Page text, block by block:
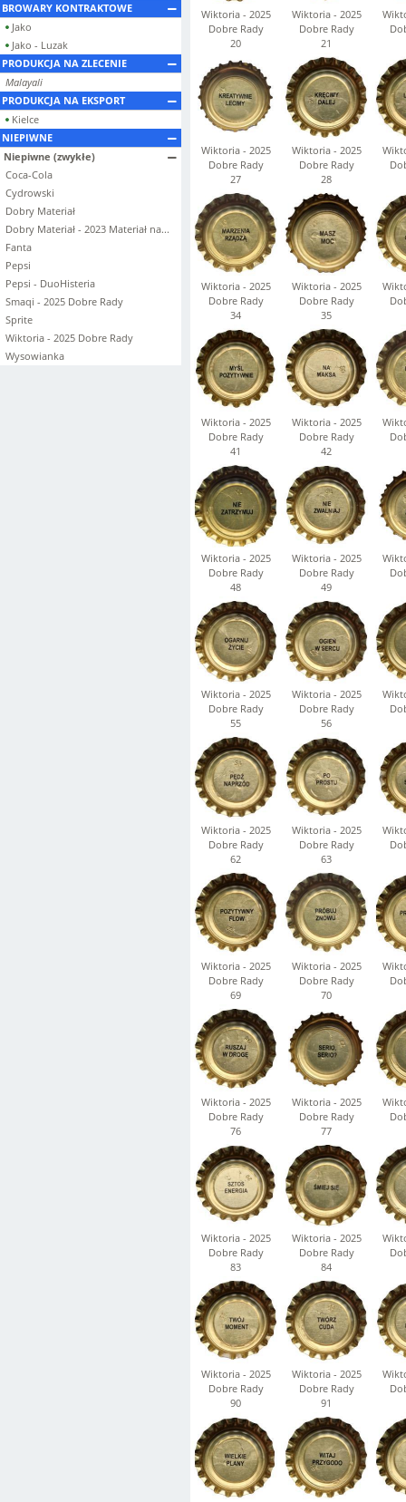
BROWARY KONTRAKTOWE
Jako
Jako - Luzak
PRODUKCJA NA ZLECENIE
Malayali
PRODUKCJA NA EKSPORT
Kielce
NIEPIWNE
Niepiwne (zwykłe)
Coca-Cola
Cydrowski
Dobry Materiał
Dobry Materiał - 2023 Materiał na...
Fanta
Pepsi
Pepsi - DuoHisteria
Smaqi - 2025 Dobre Rady
Sprite
Wiktoria - 2025 Dobre Rady
Wysowianka
Wiktoria - 2025
Dobre Rady
20
Wiktoria - 2025
Dobre Rady
21
Wiktoria - 2025
Dobre Rady
27
Wiktoria - 2025
Dobre Rady
28
Wiktoria - 2025
Dobre Rady
34
Wiktoria - 2025
Dobre Rady
35
Wiktoria - 2025
Dobre Rady
41
Wiktoria - 2025
Dobre Rady
42
Wiktoria - 2025
Dobre Rady
48
Wiktoria - 2025
Dobre Rady
49
Wiktoria - 2025
Dobre Rady
55
Wiktoria - 2025
Dobre Rady
56
Wiktoria - 2025
Dobre Rady
62
Wiktoria - 2025
Dobre Rady
63
Wiktoria - 2025
Dobre Rady
69
Wiktoria - 2025
Dobre Rady
70
Wiktoria - 2025
Dobre Rady
76
Wiktoria - 2025
Dobre Rady
77
Wiktoria - 2025
Dobre Rady
83
Wiktoria - 2025
Dobre Rady
84
Wiktoria - 2025
Dobre Rady
90
Wiktoria - 2025
Dobre Rady
91